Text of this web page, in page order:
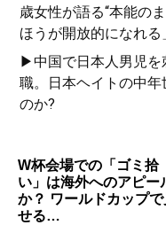
歳女性が語る“本能の
ほうが開放的になれる
▶中国で日本人男児を
職。日本ヘイトの中
のか?
W杯会場での「ゴミ拾
い」は海外へのアピー
か？ ワールドカップで
せる…